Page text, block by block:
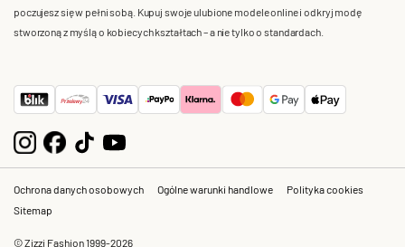
poczujesz się w pełni sobą. Kupuj swoje ulubione modele online i odkryj modę
stworzoną z myślą o kobiecych kształtach – a nie tylko o standardach.
Ochrona danych osobowych Ogólne warunki handlowe
Polityka cookies
Sitemap
© Zizzi Fashion 1999-2026